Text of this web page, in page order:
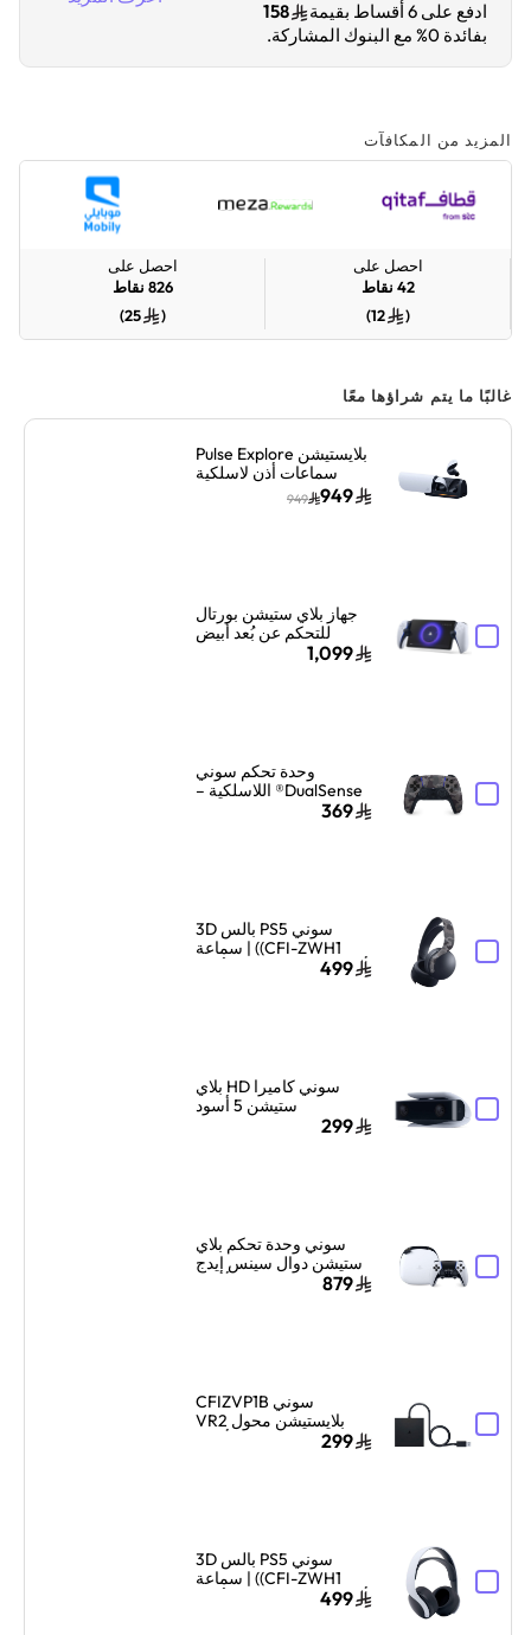
ادفع على 6 أقساط بقيمة
158
بفائدة 0% مع البنوك المشاركة.
المزيد من المكافآت
احصل على
42 نقاط
(
12
)
احصل على
826 نقاط
(
25
)
غالبًا ما يتم شراؤها معًا
بلايستيشن Pulse Explore
سماعات أذن لاسلكية
حقيقية مع علبة شحن –
949
949
جهاز بلاي ستيشن بورتال
للتحكم عن بُعد أبيض
1,099
وحدة تحكم سوني
DualSense® اللاسلكية –
369
سوني PS5 بالس 3D
(CFI-ZWH1) | سماعة
ألعاب لاسلكية فوق الأذن |
499
سوني كاميرا HD بلاي
ستيشن 5 أسود
299
سوني وحدة تحكم بلاي
ستيشن دوال سينس إيدج
879
سوني CFIZVP1B
بلايستيشن محول VR2
للكمبيوتر الشخصي| أسود
299
سوني PS5 بالس 3D
(CFI-ZWH1) | سماعة
ألعاب لاسلكية فوق الأذن |
499